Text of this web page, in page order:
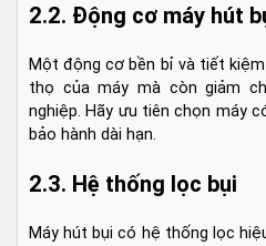
2.2. Động cơ máy hút
Một động cơ bền bỉ và tiết
thọ của máy mà còn giảm
nghiệp. Hãy ưu tiên chọn máy
bảo hành dài hạn.
2.3. Hệ thống lọc bụi
Máy hút bụi có hệ thống lọc